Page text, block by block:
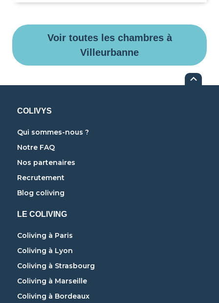
Voir toutes les chambres à
Villeurbanne
COLIVYS
Qui sommes-nous ?
Notre FAQ
Nos partenaires
Recrutement
Blog coliving
LE COLIVING
Coliving à Paris
Coliving à Lyon
Coliving à Strasbourg
Coliving à Marseille
Coliving à Bordeaux